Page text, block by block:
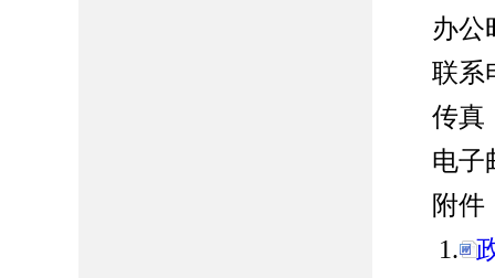
办公
联系
传真
电子
附件
1.